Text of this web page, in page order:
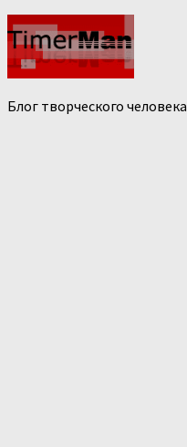
Блог творческого человека